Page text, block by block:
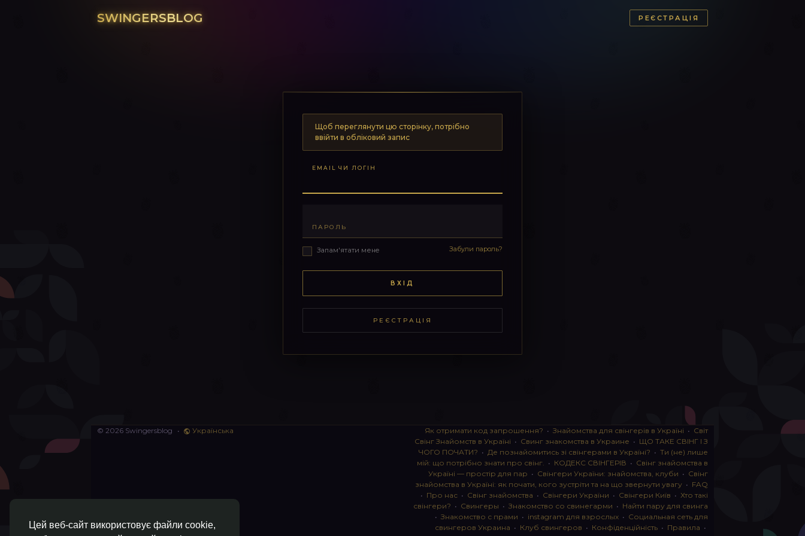
Цей веб-сайт використовує файли cookie,
SWINGERSBLOG РЕЄСТРАЦІЯ
Щоб переглянути цю сторінку, потрібно
ввійти в обліковий запис
EMAIL ЧИ ЛОГІН
ПАРОЛЬ
Запам'ятати мене Забули пароль?
ВХІД
РЕЄСТРАЦІЯ
© 2026 Swingersblog • Українська Як отримати код запрошення? • Знайомства для свінгерів в Україні • Світ
Свінг Знайомств в Україні • Свинг знакомства в Украине • ЩО ТАКЕ СВІНГ І З
ЧОГО ПОЧАТИ? • Де познайомитись зі свінгерами в Україні? • Ти (не) лише
мій: що потрібно знати про свінг. • КОДЕКС СВІНГЕРІВ • Свінг знайомства в
Україні — простір для пар • Свінгери України: знайомства, клуби • Свінг
знайомства в Україні: як почати, кого зустріти та на що звернути увагу • FAQ
• Про нас • Свінг знайомства • Свінгери України • Свінгери Київ • Хто такі
свінгери? • Свингеры • Знакомство со свинегарми • Найти пару для свинга
• Знакомство с прами • instagram для взрослых • Социальная сеть для
свингеров Украина • Клуб свингеров • Конфіденційність • Правила •